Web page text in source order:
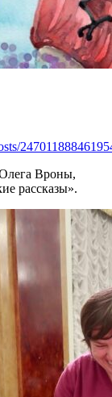
Олега Вроны,
рассказы».